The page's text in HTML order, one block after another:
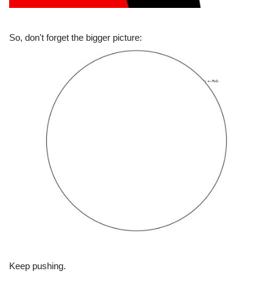
So, don't forget the bigger picture:
Keep pushing.